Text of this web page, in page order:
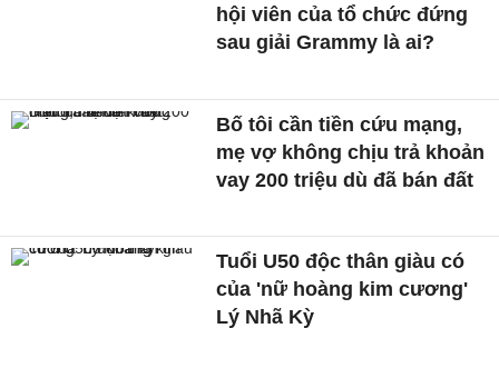
hội viên của tổ chức đứng
sau giải Grammy là ai?
Bố tôi cần tiền cứu mạng,
mẹ vợ không chịu trả khoản
vay 200 triệu dù đã bán đất
Tuổi U50 độc thân giàu có
của 'nữ hoàng kim cương'
Lý Nhã Kỳ